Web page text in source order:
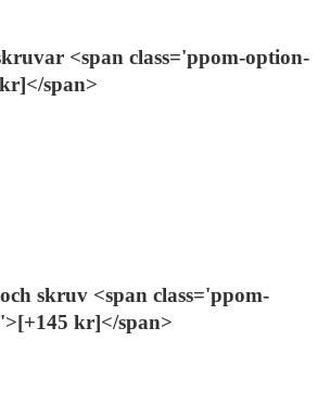
<span class='ppom-option-
span>
skruv <span class='ppom-
kr]</span>